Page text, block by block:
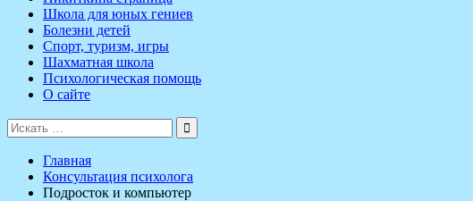
Школа для юных гениев
Болезни детей
Спорт, туризм, игры
Шахматная школа
Психологическая помощь
О сайте
Поиск
для:
Главная
Консультация психолога
Подросток и компьютер